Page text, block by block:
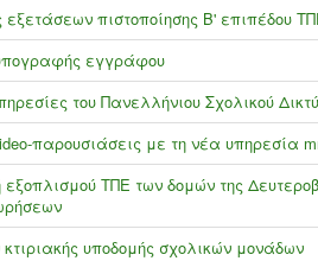
πιστοποίησης Β' επιπέδου
εγγράφου
του Πανελλήνιου Σχολικού
παρουσιάσεις με τη νέα υπηρεσία
ΤΠΕ των δομών της
υποδομής σχολικών μονάδων